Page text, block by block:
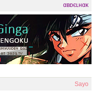
αвɒєʟнαĸ
Sayo